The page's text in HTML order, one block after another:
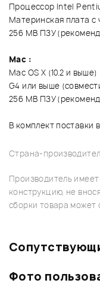
Процессор Intel
Материнская плата с
256 MB ПЗУ
Mac :
Mac OS X (10.2 и выше)
G4 или выше
256 MB ПЗУ
В комплект поставки
Страна-
Производитель
конструкцию, не
сборки товара может
Фото